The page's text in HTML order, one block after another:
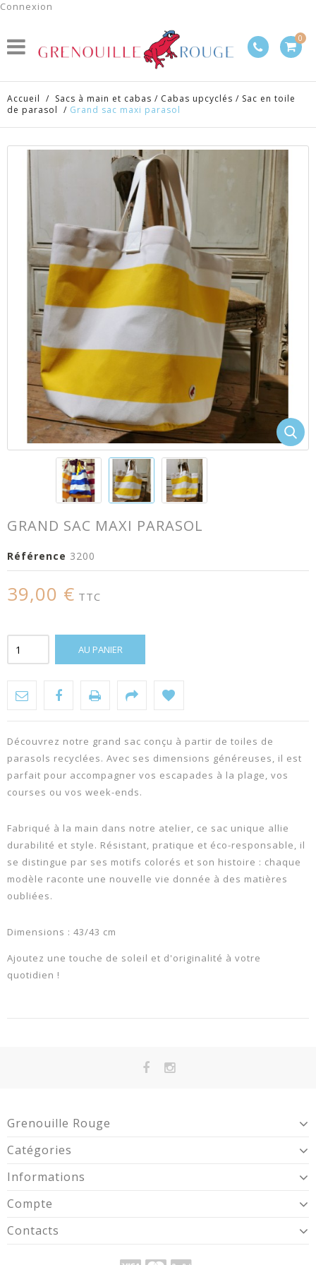
Connexion
0
Accueil / Sacs à main et cabas / Cabas upcyclés / Sac en toile
de parasol / Grand sac maxi parasol
GRAND SAC MAXI PARASOL
Référence 3200
39,00 € TTC
AU PANIER
Découvrez notre grand sac conçu à partir de toiles de
parasols recyclées. Avec ses dimensions généreuses, il est
parfait pour accompagner vos escapades à la plage, vos
courses ou vos week-ends.
Fabriqué à la main dans notre atelier, ce sac unique allie
durabilité et style. Résistant, pratique et éco-responsable, il
se distingue par ses motifs colorés et son histoire : chaque
modèle raconte une nouvelle vie donnée à des matières
oubliées.
Dimensions : 43/43 cm
Ajoutez une touche de soleil et d'originalité à votre
quotidien !
Grenouille Rouge
Catégories
Informations
Compte
Contacts